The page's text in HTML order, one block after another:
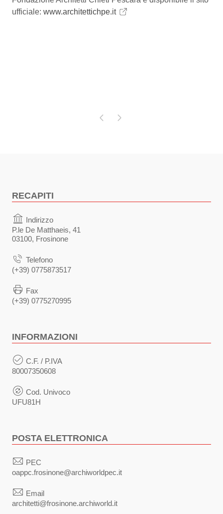
ufficiale: www.architettichpe.it
Pagina precedente
Pagina successiva
RECAPITI
Indirizzo
P.le De Matthaeis, 41
03100, Frosinone
Telefono
(+39) 0775873517
Fax
(+39) 0775270995
INFORMAZIONI
C.F. / P.IVA
80007350608
Cod. Univoco
UFU81H
POSTA ELETTRONICA
PEC
oappc.frosinone@archiworldpec.it
Email
architetti@frosinone.archiworld.it